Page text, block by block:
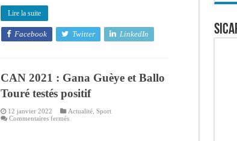
Lire la suite
Facebook Twitter LinkedIn
CAN 2021 : Gana Guèye et Ballo
Touré testés positif
12 janvier 2022 Actualité ,Sport
Commentaires ferméssur